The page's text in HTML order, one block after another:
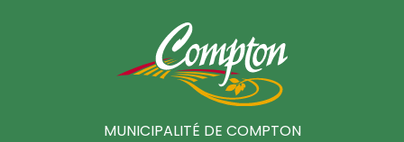
MUNICIPALITÉ DE COMPTON